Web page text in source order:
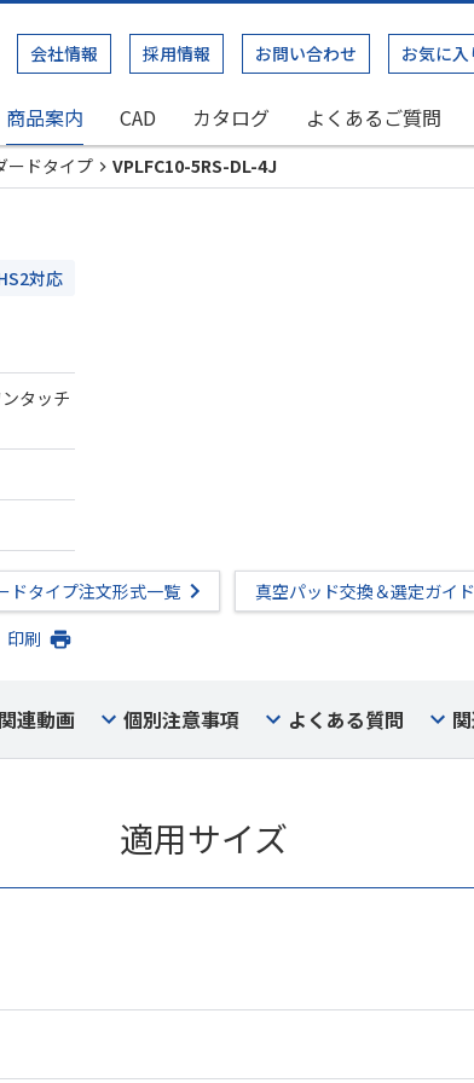
会社情報 採用情報 お問い合わせ お気に入
商品案内 CAD カタログ よくあるご質問
ードタイプ VPLFC10-5RS-DL-4J
対応
タッチ
ドタイプ注文形式一覧
真空パッド交換＆選定ガイド
印刷
関連動画 個別注意事項 よくある質問
適用サイズ